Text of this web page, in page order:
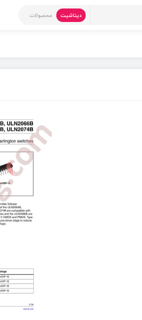
دیتاشیت محصولات